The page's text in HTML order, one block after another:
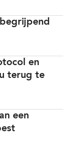
en
terug te
een